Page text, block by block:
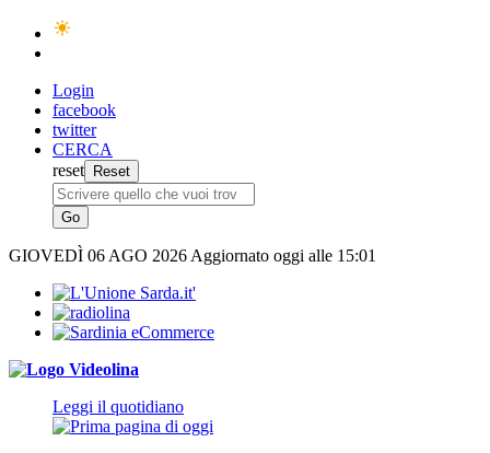
Login
facebook
twitter
CERCA
reset
GIOVEDÌ 06 AGO 2026 Aggiornato oggi alle 15:01
Leggi il quotidiano